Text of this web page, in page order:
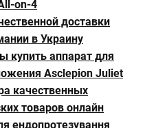
on-4
доставки
в Украину
купить аппарат для
Asclepion Juliet
качественных
товаров онлайн
ендопротезування